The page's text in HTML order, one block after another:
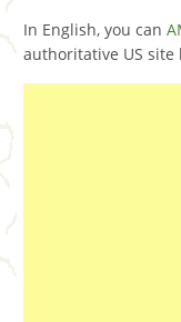
In English, you can
authoritative US